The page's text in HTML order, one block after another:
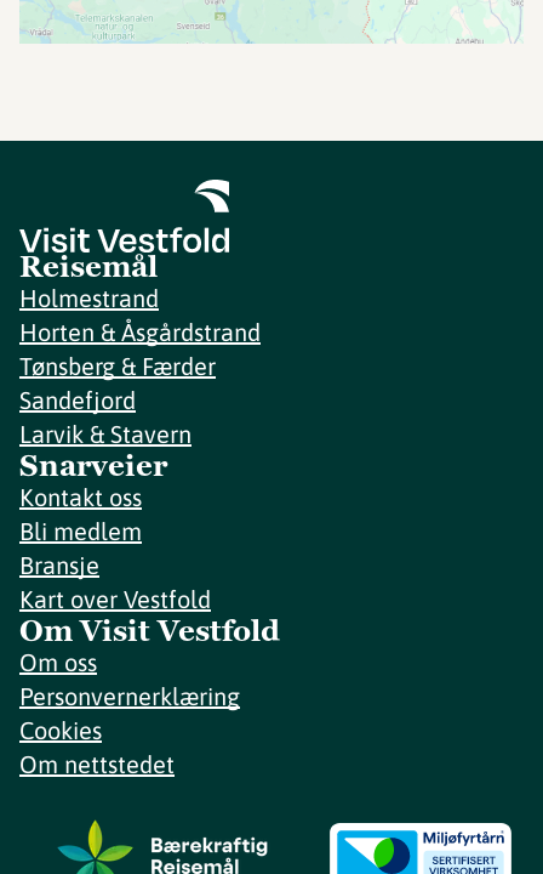
Reisemål
Holmestrand
Horten & Åsgårdstrand
Tønsberg & Færder
Sandefjord
Larvik & Stavern
Snarveier
Kontakt oss
Bli medlem
Bransje
Kart over Vestfold
Om Visit Vestfold
Om oss
Personvernerklæring
Cookies
Om nettstedet